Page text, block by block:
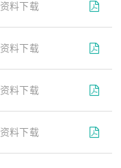
资料下载
资料下载
资料下载
资料下载